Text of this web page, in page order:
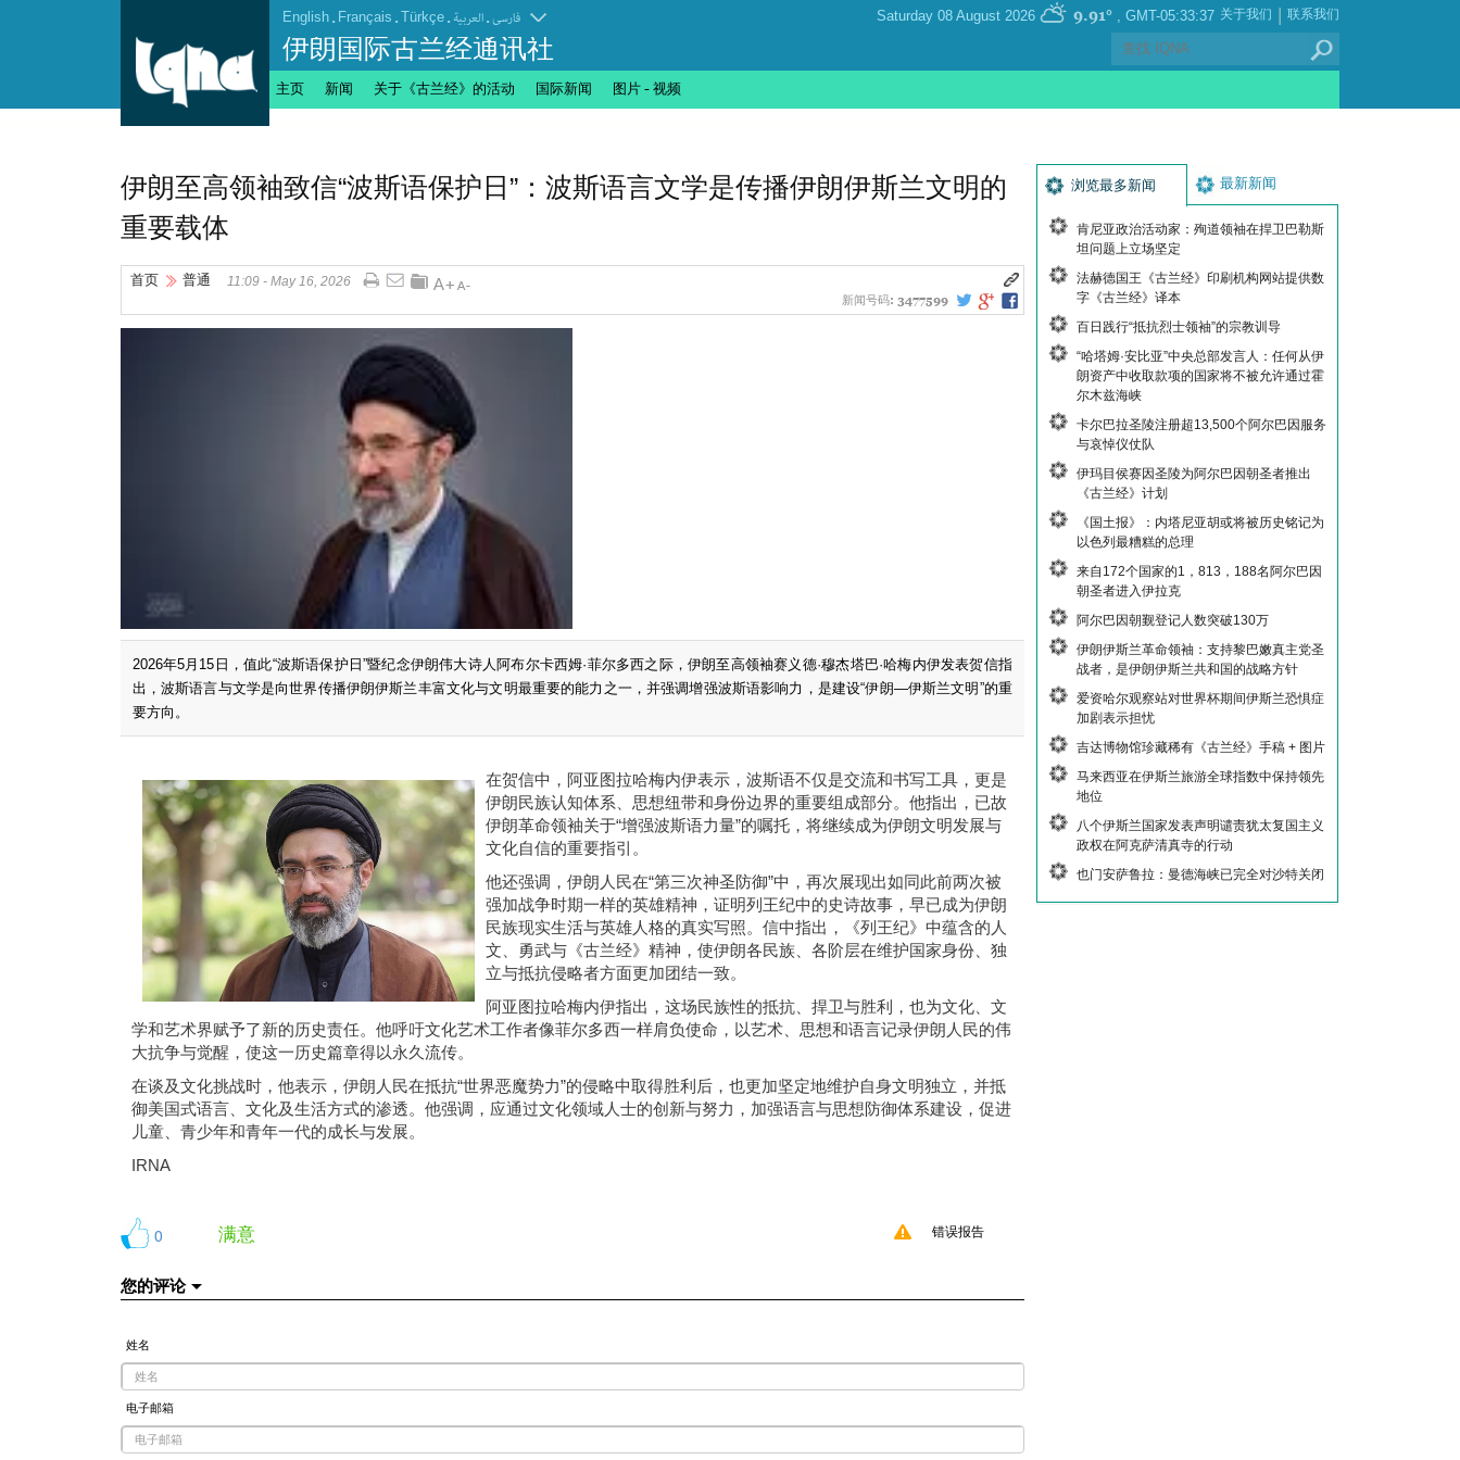
English . Français . Türkçe . العربیة.فارسی
伊朗国际古兰经通讯社
GMT-05:33:37
, Saturday 08 August 2026
9.91° 联系我们
|
关于我们
主页 新闻 关于《古兰经》的活动 国际新闻 图片 - 视频
伊朗至高领袖致信“波斯语保护日”：波斯语言文学是传播伊朗伊斯兰文明的
重要载体
首页 普通
11:09 - May 16, 2026
新闻号码: 3477599
2026年5月15日，值此“波斯语保护日”暨纪念伊朗伟大诗人阿布尔卡西姆·菲尔多西之际，伊朗至高领袖赛义德·穆杰塔巴·哈梅内伊发表贺信指
出，波斯语言与文学是向世界传播伊朗伊斯兰丰富文化与文明最重要的能力之一，并强调增强波斯语影响力，是建设“伊朗—伊斯兰文明”的重
要方向。
在贺信中，阿亚图拉哈梅内伊表示，波斯语不仅是交流和书写工具，更是
伊朗民族认知体系、思想纽带和身份边界的重要组成部分。他指出，已故
伊朗革命领袖关于“增强波斯语力量”的嘱托，将继续成为伊朗文明发展与
文化自信的重要指引。
他还强调，伊朗人民在“第三次神圣防御”中，再次展现出如同此前两次被
强加战争时期一样的英雄精神，证明列王纪中的史诗故事，早已成为伊朗
民族现实生活与英雄人格的真实写照。信中指出，《列王纪》中蕴含的人
文、勇武与《古兰经》精神，使伊朗各民族、各阶层在维护国家身份、独
立与抵抗侵略者方面更加团结一致。
阿亚图拉哈梅内伊指出，这场民族性的抵抗、捍卫与胜利，也为文化、文
学和艺术界赋予了新的历史责任。他呼吁文化艺术工作者像菲尔多西一样肩负使命，以艺术、思想和语言记录伊朗人民的伟
大抗争与觉醒，使这一历史篇章得以永久流传。
在谈及文化挑战时，他表示，伊朗人民在抵抗“世界恶魔势力”的侵略中取得胜利后，也更加坚定地维护自身文明独立，并抵
御美国式语言、文化及生活方式的渗透。他强调，应通过文化领域人士的创新与努力，加强语言与思想防御体系建设，促进
儿童、青少年和青年一代的成长与发展。
IRNA
0 满意 错误报告
您的评论
姓名
电子邮箱
浏览最多新闻 最新新闻
肯尼亚政治活动家：殉道领袖在捍卫巴勒斯
坦问题上立场坚定
法赫德国王《古兰经》印刷机构网站提供数
字《古兰经》译本
百日践行“抵抗烈士领袖”的宗教训导
“哈塔姆·安比亚”中央总部发言人：任何从伊
朗资产中收取款项的国家将不被允许通过霍
尔木兹海峡
卡尔巴拉圣陵注册超13,500个阿尔巴因服务
与哀悼仪仗队
伊玛目侯赛因圣陵为阿尔巴因朝圣者推出
《古兰经》计划
《国土报》：内塔尼亚胡或将被历史铭记为
以色列最糟糕的总理
来自172个国家的1，813，188名阿尔巴因
朝圣者进入伊拉克
阿尔巴因朝觐登记人数突破130万
伊朗伊斯兰革命领袖：支持黎巴嫩真主党圣
战者，是伊朗伊斯兰共和国的战略方针
爱资哈尔观察站对世界杯期间伊斯兰恐惧症
加剧表示担忧
吉达博物馆珍藏稀有《古兰经》手稿 + 图片
马来西亚在伊斯兰旅游全球指数中保持领先
地位
八个伊斯兰国家发表声明谴责犹太复国主义
政权在阿克萨清真寺的行动
也门安萨鲁拉：曼德海峡已完全对沙特关闭